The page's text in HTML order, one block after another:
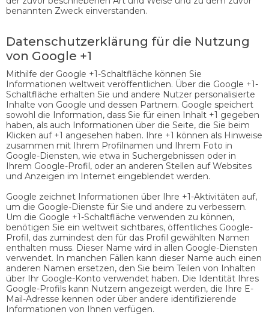
benannten Zweck einverstanden.
Datenschutzerklärung für die Nutzung
von Google +1
Mithilfe der Google +1-Schaltfläche können Sie
Informationen weltweit veröffentlichen. Über die Google +1-
Schaltfläche erhalten Sie und andere Nutzer personalisierte
Inhalte von Google und dessen Partnern. Google speichert
sowohl die Information, dass Sie für einen Inhalt +1 gegeben
haben, als auch Informationen über die Seite, die Sie beim
Klicken auf +1 angesehen haben. Ihre +1 können als Hinweise
zusammen mit Ihrem Profilnamen und Ihrem Foto in
Google-Diensten, wie etwa in Suchergebnissen oder in
Ihrem Google-Profil, oder an anderen Stellen auf Websites
und Anzeigen im Internet eingeblendet werden.
Google zeichnet Informationen über Ihre +1-Aktivitäten auf,
um die Google-Dienste für Sie und andere zu verbessern.
Um die Google +1-Schaltfläche verwenden zu können,
benötigen Sie ein weltweit sichtbares, öffentliches Google-
Profil, das zumindest den für das Profil gewählten Namen
enthalten muss. Dieser Name wird in allen Google-Diensten
verwendet. In manchen Fällen kann dieser Name auch einen
anderen Namen ersetzen, den Sie beim Teilen von Inhalten
über Ihr Google-Konto verwendet haben. Die Identität Ihres
Google-Profils kann Nutzern angezeigt werden, die Ihre E-
Mail-Adresse kennen oder über andere identifizierende
Informationen von Ihnen verfügen.